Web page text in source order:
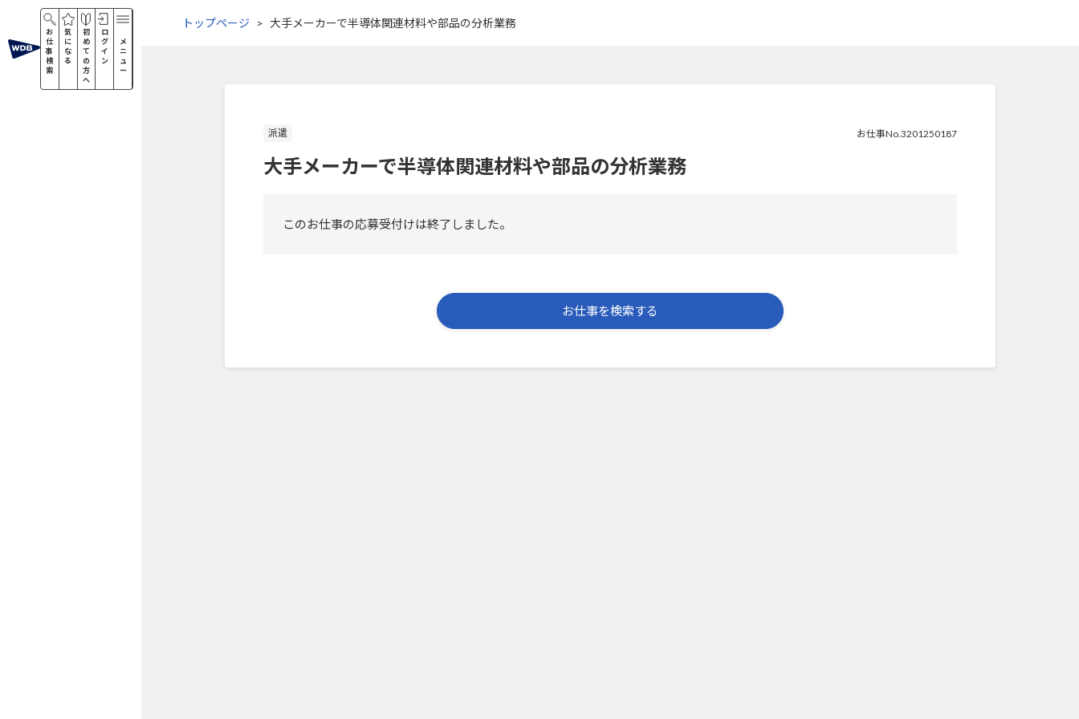
お
仕
事
検
索
気
に
な
る
初
め
て
の
方
へ
ロ
グ
イ
ン
メ
ニ
ュ
ー
トップページ 大手メーカーで半導体関連材料や部品の分析業務
派遣 お仕事No.3201250187
大手メーカーで半導体関連材料や部品の分析業務
このお仕事の応募受付けは終了しました。
お仕事を検索する